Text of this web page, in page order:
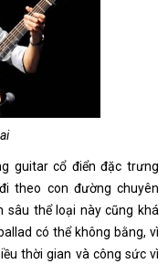
guitar cổ điển đặc trưng
theo con đường chuyên
sâu thể loại này cũng khá
có thể không bằng, vì
thời gian và công sức vì